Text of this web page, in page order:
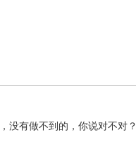
有做不到的，你说对不对？